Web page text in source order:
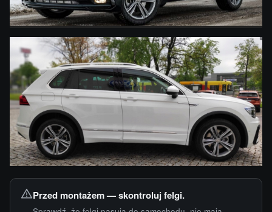
Przed montażem — skontroluj felgi.